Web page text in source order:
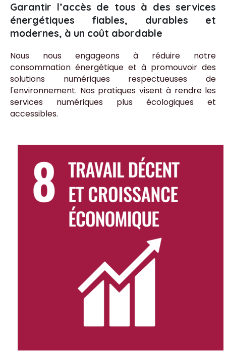
Garantir l’accès de tous à des services
énergétiques fiables, durables et
modernes, à un coût abordable
Nous nous engageons à réduire notre
consommation énergétique et à promouvoir des
solutions numériques respectueuses de
l'environnement. Nos pratiques visent à rendre les
services numériques plus écologiques et
accessibles.